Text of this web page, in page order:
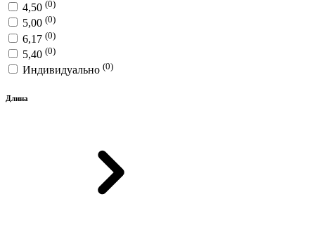
4,50 (0)
5,00 (0)
6,17 (0)
5,40 (0)
Индивидуально (0)
Длина